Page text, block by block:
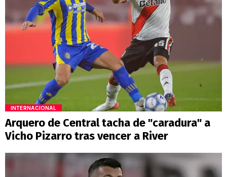
INTERNACIONAL
Arquero de Central tacha de "caradura" a
Vicho Pizarro tras vencer a River